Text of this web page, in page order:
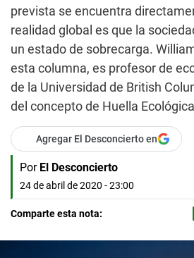
prevista se encuentra
realidad global es que la
un estado de sobrecarga.
esta columna, es profesor de
de la Universidad de British
del concepto de Huella
Agregar El Desconcierto en
Por El Desconcierto
24 de abril de 2020 - 23:00
Comparte esta nota: